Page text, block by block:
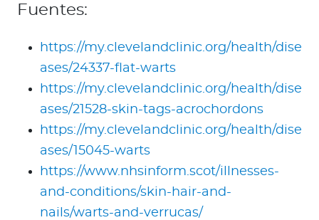
Fuentes:
https://my.clevelandclinic.org/health/dise
ases/24337-flat-warts
https://my.clevelandclinic.org/health/dise
ases/21528-skin-tags-acrochordons
https://my.clevelandclinic.org/health/dise
ases/15045-warts
https://www.nhsinform.scot/illnesses-
and-conditions/skin-hair-and-
nails/warts-and-verrucas/